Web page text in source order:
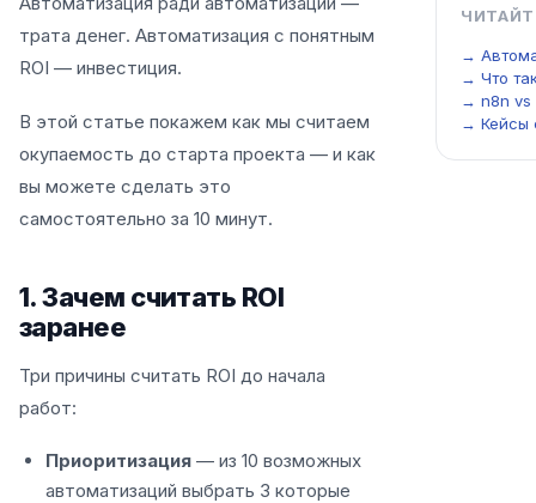
трата денег. Автоматизация с понятным
ROI — инвестиция.
В этой статье покажем как мы считаем
окупаемость до старта проекта — и как
вы можете сделать это
самостоятельно за 10 минут.
1. Зачем считать ROI
заранее
Три причины считать ROI до начала
работ:
Приоритизация — из 10 возможных
автоматизаций выбрать 3 которые
→
→ Что
→ n8n vs
→ Кейсы